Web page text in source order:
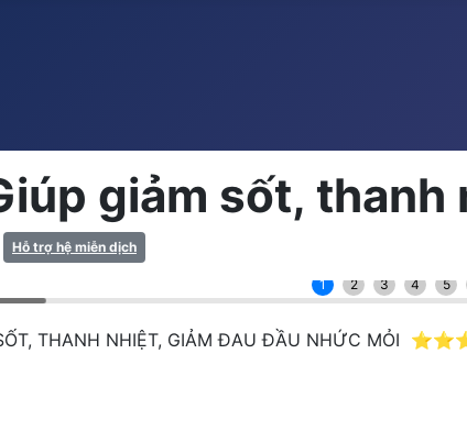
giảm sốt,
Hỗ trợ hệ miễn dịch
1 2 3 4 5
THANH NHIỆT, GIẢM ĐAU ĐẦU NHỨC MỎI